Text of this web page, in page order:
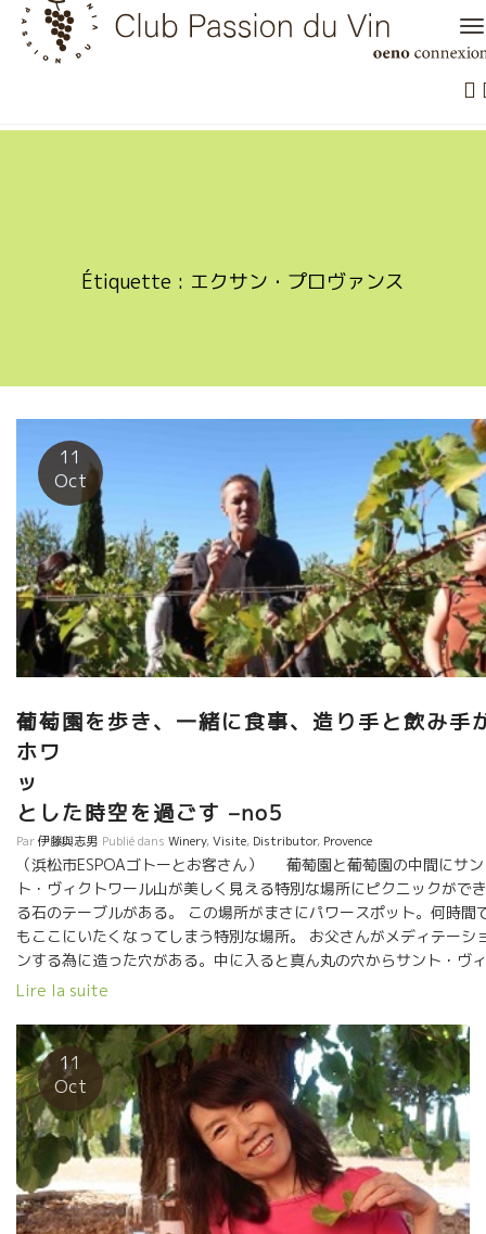
Skip
content
Étiquette : エクサン・プロヴァンス
11
Oct
葡萄園を歩き、一緒に食事、造り手と飲み手
ホワ
とした時空を過ごす –no5
Par伊藤與志男 Publié dans Winery,Visite, Distributor, Provence
（浜松市ESPOAゴトーとお客さん） 葡萄園と葡萄園の中間にサン
ト・ヴィクトワール山が美しく見える特別な場所にピクニックができ
る石のテーブルがある。 この場所がまさにパワースポット。何時間
もここにいたくなってしまう特別な場所。 お父さんがメディテーシ
ンする為に造った穴がある。中に入ると真ん丸の穴からサント・ヴィ
クトワール山が見える。 リショーム醸造のある場所は２０００
が建てられている。 その中庭で、心地よい日差しを浴びながらのピ
ニック。暖かい空気が漂っていて気持ちが良い。 考古学、ローマ
時代の法律などの研究者だったお父さんのヘニングさん。 ローマ法
が住んだことがあるプロヴァンスの地には古文書が残っている。 そ
研究の為にエクサン・プロヴァンス大学にやってきて、このローマ人
の遺跡の後に住みついてしまったロマンな人。 ２０００年前から人
がずっと夢を追い続けた場所を今、このSylvainシルヴァンが引き継
いだ。
Lire la suite
11
Oct